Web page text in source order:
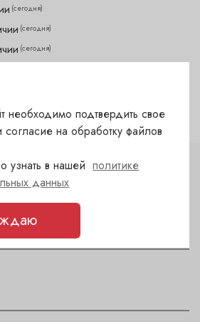
(сегодня)
(сегодня)
заказ
(сегодня)
необходимо подтвердить свое
на обработку файлов
узнать в нашейполитике
данных